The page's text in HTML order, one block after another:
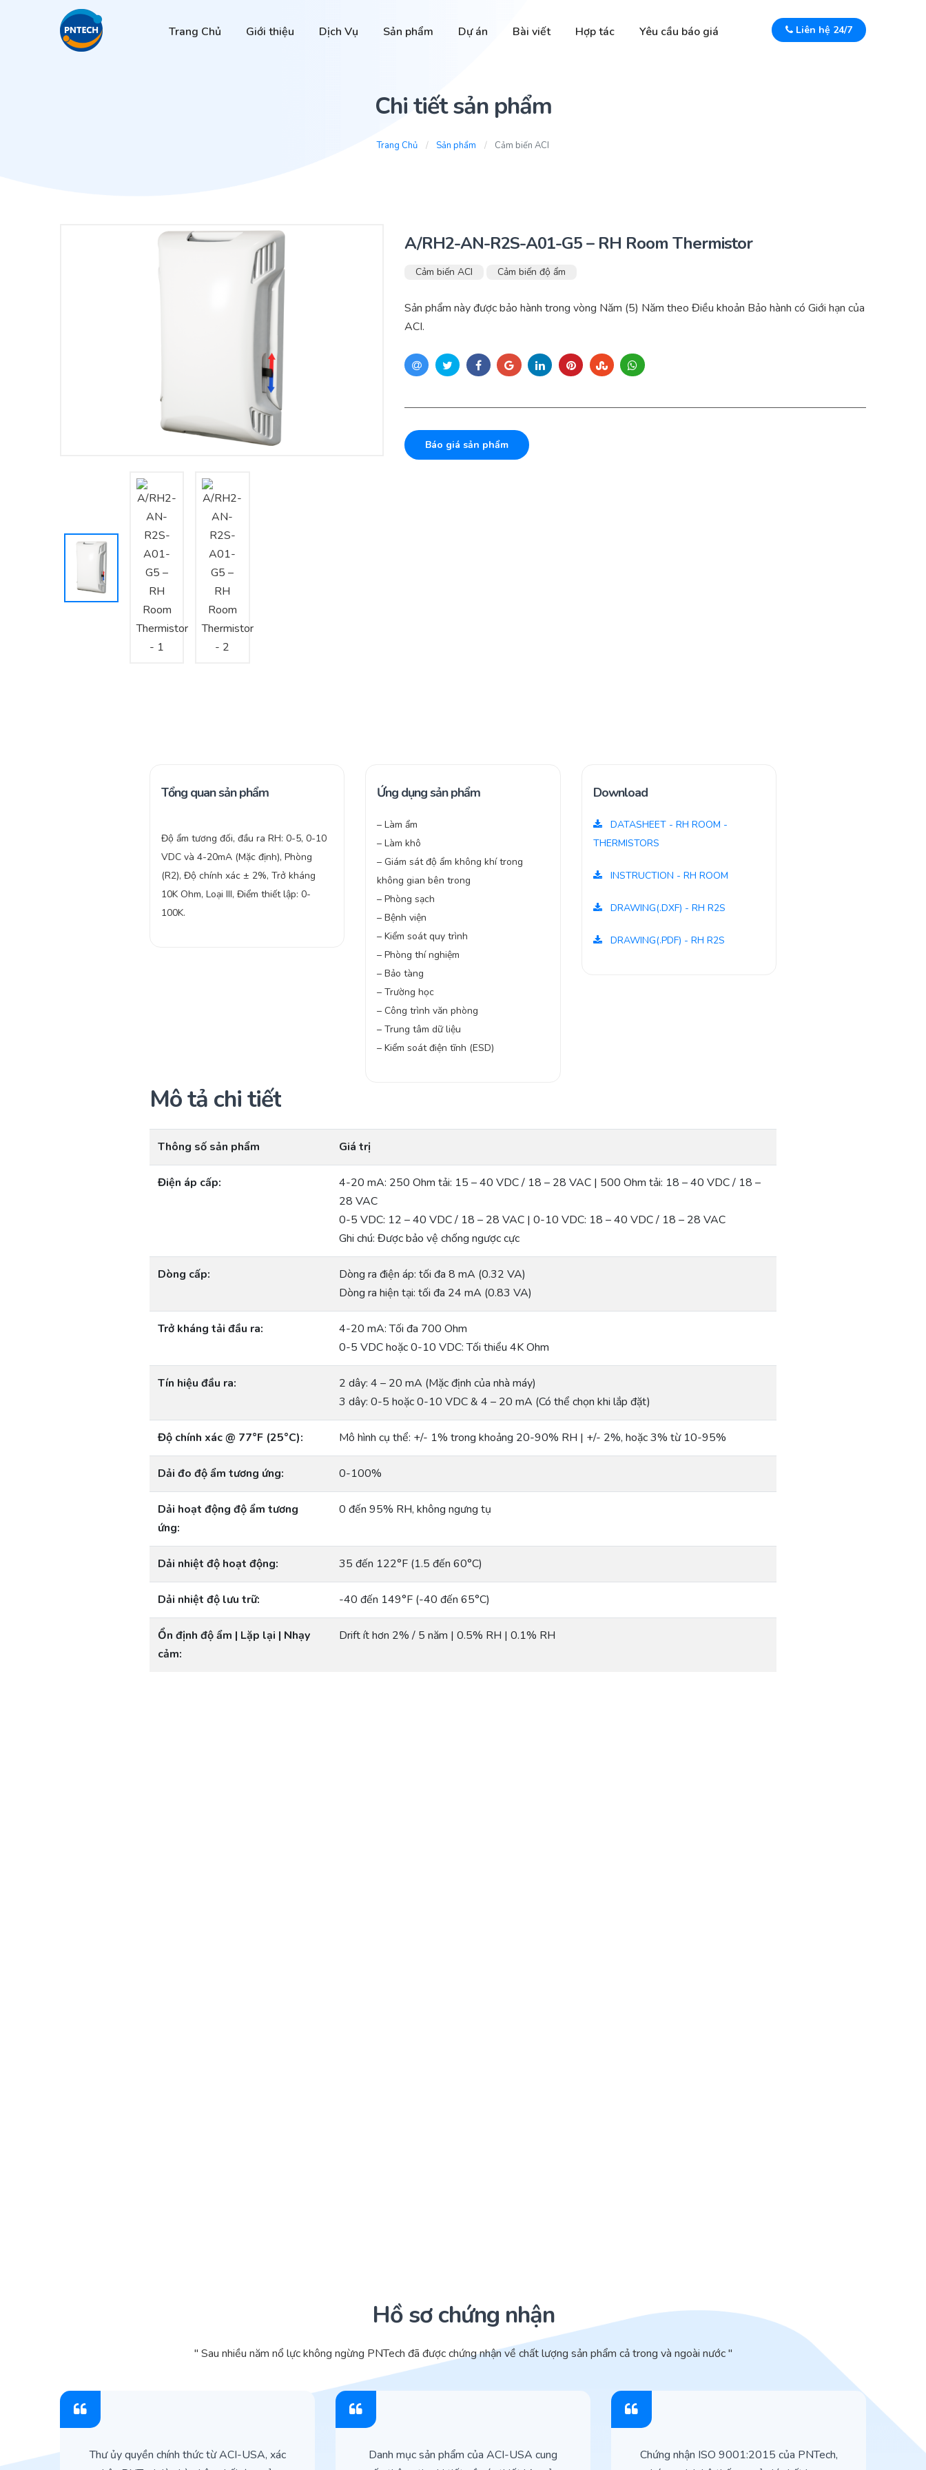
Trang Chủ Giới thiệu Dịch Vụ Sản phẩm Dự án Bài viết Hợp tác Yêu cầu báo giá Liên hệ 24/7
Chi tiết sản phẩm
Trang Chủ Sản phẩm Cảm biến ACI
A/RH2-AN-R2S-A01-G5 – RH Room Thermistor
Cảm biến ACI Cảm biến độ ẩm
Sản phẩm này được bảo hành trong vòng Năm (5) Năm theo Điều khoản Bảo hành có Giới hạn của
ACI.
Báo giá sản phẩm
Tổng quan sản phẩm
Độ ẩm tương đối, đầu ra RH: 0-5, 0-10
VDC và 4-20mA (Mặc định), Phòng
(R2), Độ chính xác ± 2%, Trở kháng
10K Ohm, Loại III, Điểm thiết lập: 0-
100K.
Ứng dụng sản phẩm
– Làm ẩm
– Làm khô
– Giám sát độ ẩm không khí trong
không gian bên trong
– Phòng sạch
– Bệnh viện
– Kiểm soát quy trình
– Phòng thí nghiệm
– Bảo tàng
– Trường học
– Công trình văn phòng
– Trung tâm dữ liệu
– Kiểm soát điện tĩnh (ESD)
Download
DATASHEET - RH ROOM -
THERMISTORS
INSTRUCTION - RH ROOM
DRAWING(.DXF) - RH R2S
DRAWING(.PDF) - RH R2S
Mô tả chi tiết
Thông số sản phẩm Giá trị
Điện áp cấp:
4-20 mA: 250 Ohm tải: 15 – 40 VDC / 18 – 28 VAC | 500 Ohm tải: 18 – 40 VDC / 18 –
28 VAC
0-5 VDC: 12 – 40 VDC / 18 – 28 VAC | 0-10 VDC: 18 – 40 VDC / 18 – 28 VAC
Ghi chú: Được bảo vệ chống ngược cực
Dòng cấp:
Dòng ra điện áp: tối đa 8 mA (0.32 VA)
Dòng ra hiện tại: tối đa 24 mA (0.83 VA)
Trở kháng tải đầu ra:
4-20 mA: Tối đa 700 Ohm
0-5 VDC hoặc 0-10 VDC: Tối thiểu 4K Ohm
Tín hiệu đầu ra:
2 dây: 4 – 20 mA (Mặc định của nhà máy)
3 dây: 0-5 hoặc 0-10 VDC & 4 – 20 mA (Có thể chọn khi lắp đặt)
Độ chính xác @ 77°F (25°C): Mô hình cụ thể: +/- 1% trong khoảng 20-90% RH | +/- 2%, hoặc 3% từ 10-95%
Dải đo độ ẩm tương ứng: 0-100%
Dải hoạt động độ ẩm tương
ứng:
0 đến 95% RH, không ngưng tụ
Dải nhiệt độ hoạt động: 35 đến 122°F (1.5 đến 60°C)
Dải nhiệt độ lưu trữ: -40 đến 149°F (-40 đến 65°C)
Ổn định độ ẩm | Lặp lại | Nhạy
cảm:
Drift ít hơn 2% / 5 năm | 0.5% RH | 0.1% RH
Hồ sơ chứng nhận
" Sau nhiều năm nổ lực không ngừng PNTech đã được chứng nhận về chất lượng sản phẩm cả trong và ngoài nước "
Thư ủy quyền chính thức từ ACI-USA, xác
Danh mục sản phẩm của ACI-USA cung
Chứng nhận ISO 9001:2015 của PNTech,